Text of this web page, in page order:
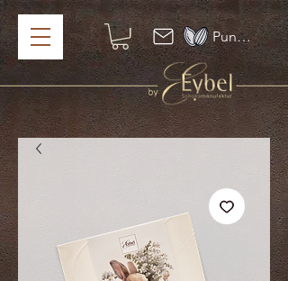
Punkte ansehen